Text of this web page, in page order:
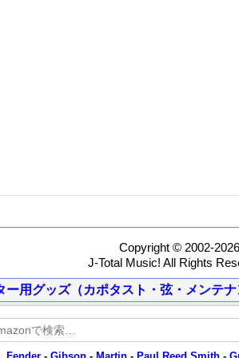
Copyright © 2002-2026
J-Total Music! All Rights
ー用グッズ（カポタスト・弦・メンテ